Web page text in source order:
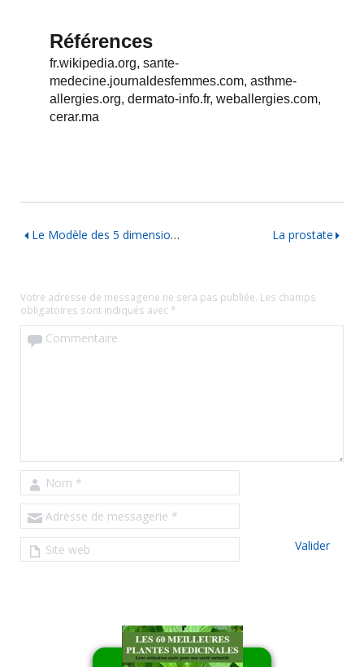
Références
fr.wikipedia.org, sante-
medecine.journaldesfemmes.com, asthme-
allergies.org, dermato-info.fr, weballergies.com,
cerar.ma
Le Modèle des 5 dimensions humaines PEEPS La prostate
Votre adresse de messagerie ne sera pas publiée. Les champs
obligatoires sont indiqués avec *
Commentaire
Nom *
Adresse de messagerie *
Site web